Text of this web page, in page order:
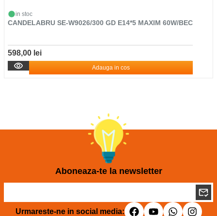
in stoc
CANDELABRU SE-W9026/300 GD E14*5 MAXIM 60W/BEC
598,00 lei
Adauga in cos
Aboneaza-te la newsletter
Urmareste-ne in social media: